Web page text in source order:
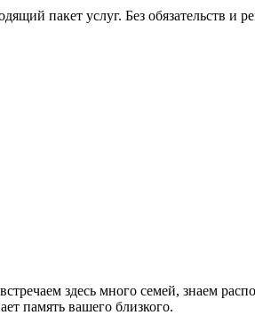
пакет услуг. Без обязательств и
здесь много семей, знаем
память вашего близкого.